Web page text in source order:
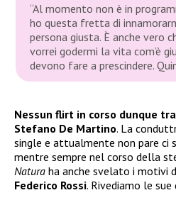
“Al momento non è in
ho questa fretta di
persona giusta. È anche vero
vorrei godermi la vita com’è
devono fare a prescindere.
Nessun flirt in corso dunque
Stefano De Martino. La
single e attualmente non pare ci
mentre sempre nel corso della
Natura ha anche svelato i motivi
Federico Rossi. Rivediamo le sue